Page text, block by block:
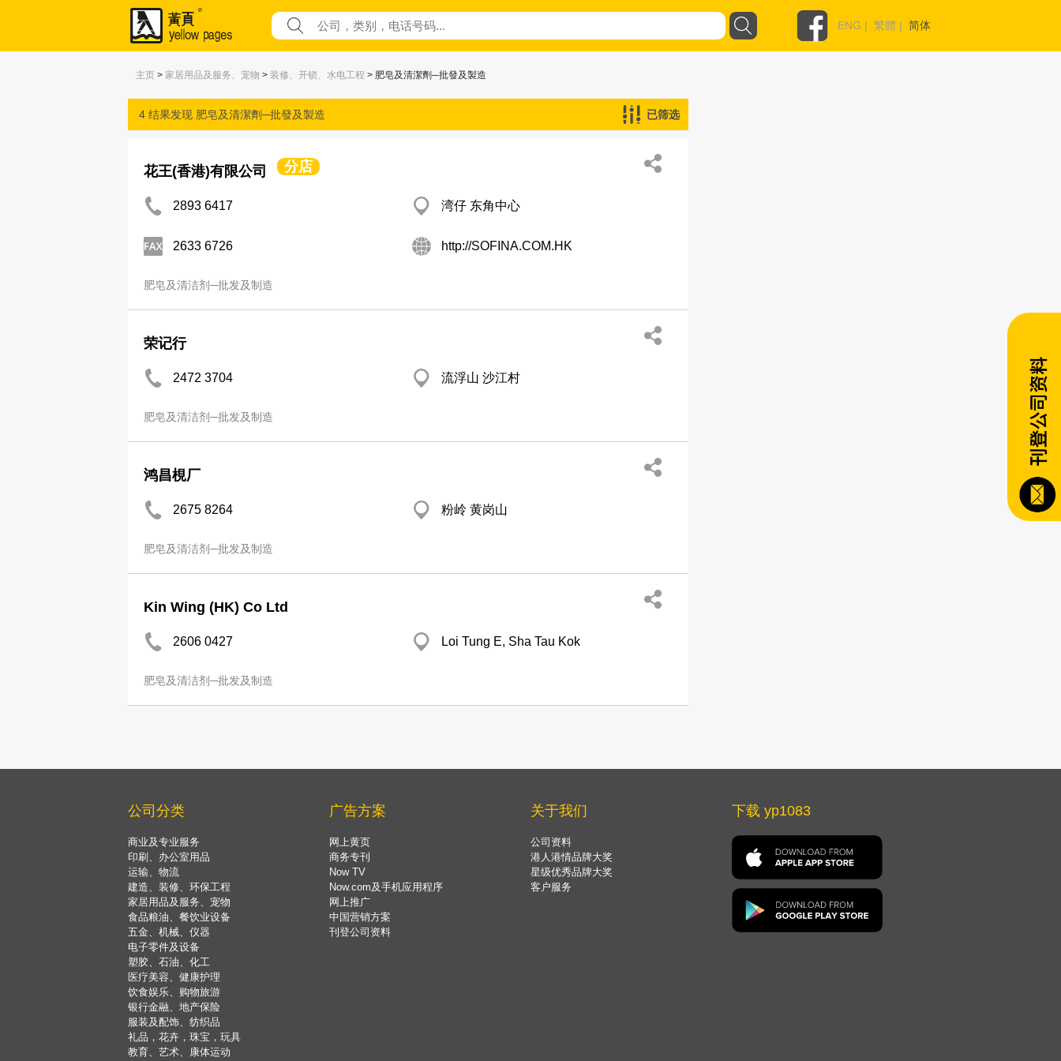
ENG | 繁體 | 简体
主页 > 家居用品及服务、宠物 > 装修、开锁、水电工程 > 肥皂及清潔劑─批發及製造
4 结果发现 肥皂及清潔劑─批發及製造 已筛选
花王(香港)有限公司 分店
2893 6417 湾仔 东角中心
2633 6726 http://SOFINA.COM.HK
肥皂及清洁剂─批发及制造
荣记行
2472 3704 流浮山 沙江村
肥皂及清洁剂─批发及制造
鸿昌梘厂
2675 8264 粉岭 黄岗山
肥皂及清洁剂─批发及制造
Kin Wing (HK) Co Ltd
2606 0427 Loi Tung E, Sha Tau Kok
肥皂及清洁剂─批发及制造
公司分类
商业及专业服务
印刷、办公室用品
运输、物流
建造、装修、环保工程
家居用品及服务、宠物
食品粮油、餐饮业设备
五金、机械、仪器
电子零件及设备
塑胶、石油、化工
医疗美容、健康护理
饮食娱乐、购物旅游
银行金融、地产保险
服装及配饰、纺织品
礼品，花卉，珠宝，玩具
教育、艺术、康体运动
广告方案
网上黄页
商务专刊
Now TV
Now.com及手机应用程序
网上推广
中国营销方案
刊登公司资料
关于我们
公司资料
港人港情品牌大奖
星级优秀品牌大奖
客户服务
下载 yp1083